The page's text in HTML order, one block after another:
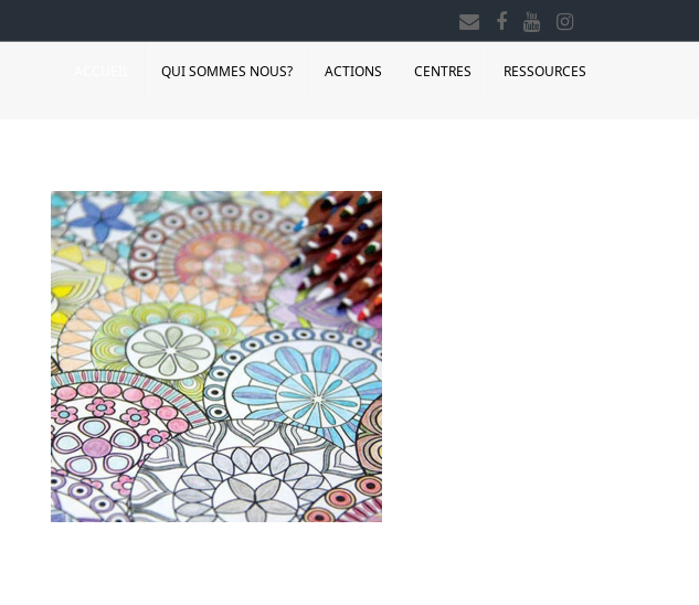
QUI SOMMES NOUS? ACTIONS CENTRES RESSOURCES